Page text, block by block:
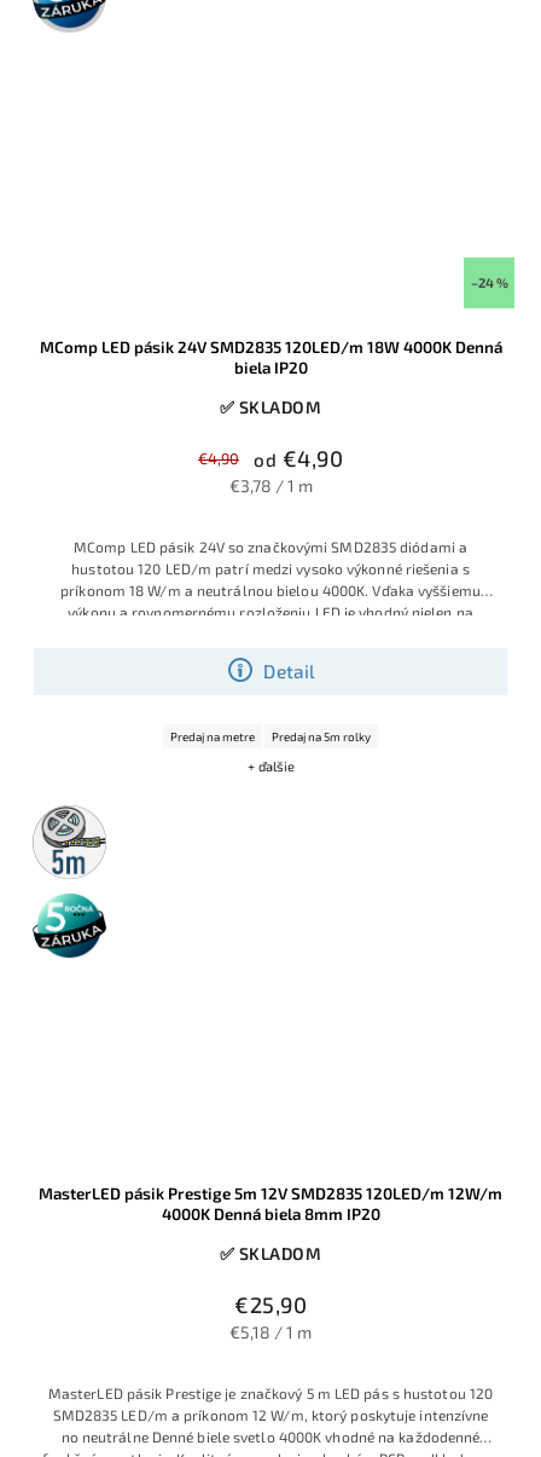
–24 %
MComp LED pásik 24V SMD2835 120LED/m 18W 4000K Denná
biela IP20
✅ SKLADOM
€4,90 od €4,90
€3,78 / 1 m
Detail
MComp LED pásik 24V so značkovými SMD2835 diódami a
hustotou 120 LED/m patrí medzi vysoko výkonné riešenia s
príkonom 18 W/m a neutrálnou bielou 4000K. Vďaka vyššiemu
výkonu a rovnomernému rozloženiu LED je vhodný nielen na
kuchynské linky, podhľady, výklady a nábytok.
Predaj na metre Predaj na 5m rolky
+ ďalšie
5m
rolka
5 rokov
záruka
MasterLED pásik Prestige 5m 12V SMD2835 120LED/m 12W/m
4000K Denná biela 8mm IP20
✅ SKLADOM
€25,90
€5,18 / 1 m
MasterLED pásik Prestige je značkový 5 m LED pás s hustotou 120
SMD2835 LED/m a príkonom 12 W/m, ktorý poskytuje intenzívne
no neutrálne Denné biele svetlo 4000K vhodné na každodenné